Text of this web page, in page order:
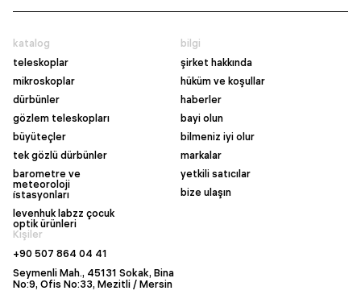
katalog
teleskoplar
mikroskoplar
dürbünler
gözlem teleskopları
büyüteçler
tek gözlü dürbünler
barometre ve
meteoroloji
i̇stasyonları
levenhuk labzz çocuk
optik ürünleri
bilgi
şirket hakkında
hüküm ve koşullar
haberler
bayi olun
bilmeniz iyi olur
markalar
yetkili satıcılar
bize ulaşın
Kişiler
+90 507 864 04 41
Seymenli Mah., 45131 Sokak, Bina
No:9, Ofis No:33, Mezitli / Mersin